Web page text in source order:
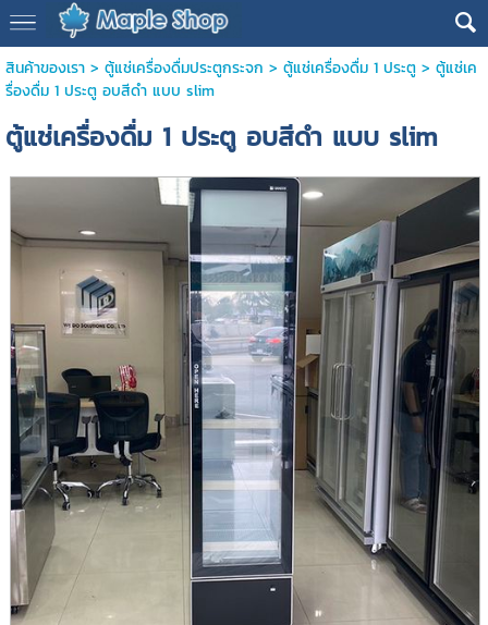
สินค้าของเรา> ตู้แช่เครื่องดื่มประตูกระจก > ตู้แช่เครื่องดื่ม 1 ประตู> ตู้แช่เค
รื่องดื่ม 1 ประตู อบสีดำ แบบ slim
ตู้แช่เครื่องดื่ม 1 ประตู อบสีดำ แบบ slim